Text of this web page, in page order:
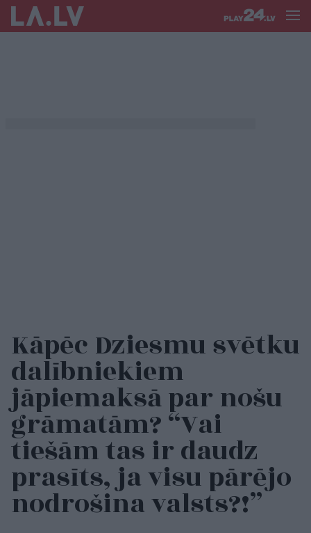
Kāpēc Dziesmu svētku
dalībniekiem
jāpiemaksā par nošu
grāmatām? “Vai
tiešām tas ir daudz
prasīts, ja visu pārējo
nodrošina valsts?!”